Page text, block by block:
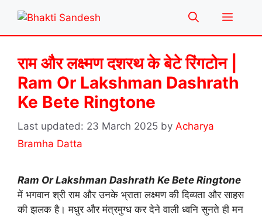
content
Menu
राम और लक्ष्मण दशरथ के बेटे रिंगटोन |
Ram Or Lakshman Dashrath
Ke Bete Ringtone
23 March 2025 by Acharya
Bramha Datta
Ram Or Lakshman Dashrath Ke Bete Ringtone
में भगवान श्री राम और उनके भ्राता लक्ष्मण की दिव्यता और साहस
की झलक है। मधुर और मंत्रमुग्ध कर देने वाली ध्वनि सुनते ही मन